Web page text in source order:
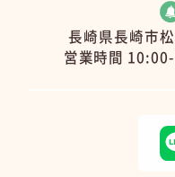
長崎県長崎市
営業時間